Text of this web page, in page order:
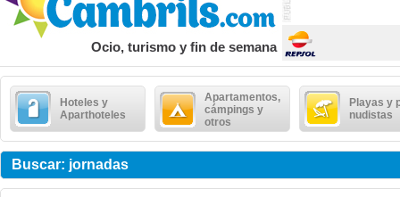
Ocio, turismo y fin de semana
Hoteles y
Aparthoteles
Apartamentos,
cámpings y
otros
Playas y
nudistas
Buscar: jornadas